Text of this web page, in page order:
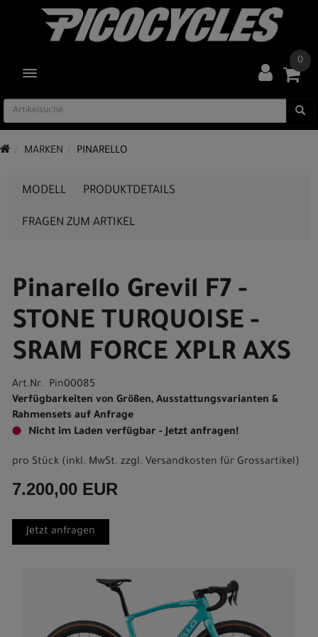
TOGGLE NAVIGATION
0
MARKEN PINARELLO
MODELL PRODUKTDETAILS
FRAGEN ZUM ARTIKEL
Pinarello Grevil F7 -
STONE TURQUOISE -
SRAM FORCE XPLR AXS
Art.Nr. Pin00085
Verfügbarkeiten von Größen, Ausstattungsvarianten &
Rahmensets auf Anfrage
Nicht im Laden verfügbar - Jetzt anfragen!
pro Stück (inkl. MwSt. zzgl. Versandkosten für Grossartikel)
7.200,00 EUR
Jetzt anfragen